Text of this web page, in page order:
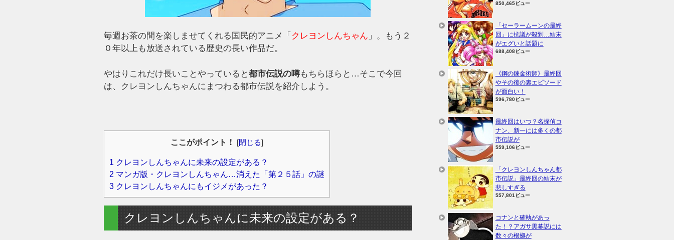
毎週お茶の間を楽しませてくれる国民的アニメ「 クレヨンしんちゃん 」。もう２
０年以上も放送されている歴史の長い作品だ。
やはりこれだけ長いことやっていると都市伝説の噂もちらほらと…そこで今回
は、クレヨンしんちゃんにまつわる都市伝説を紹介しよう。
ここがポイント！ [閉じる]
1 クレヨンしんちゃんに未来の設定がある？
2 マンガ版・クレヨンしんちゃん…消えた「第２５話」の謎
3 クレヨンしんちゃんにもイジメがあった？
クレヨンしんちゃんに未来の設定がある？
850,465ビュー
「セーラームーンの最終
回」に抗議が殺到…結末
がエグいと話題に
688,408ビュー
《鋼の錬金術師》最終回
やその後の裏エピソード
が面白い！
596,780ビュー
最終回はいつ？名探偵コ
ナン、新一には多くの都
市伝説が
559,106ビュー
「クレヨンしんちゃん都
市伝説」最終回の結末が
悲しすぎる
557,801ビュー
コナンと確執があっ
た！？アガサ黒幕説には
数々の根拠が